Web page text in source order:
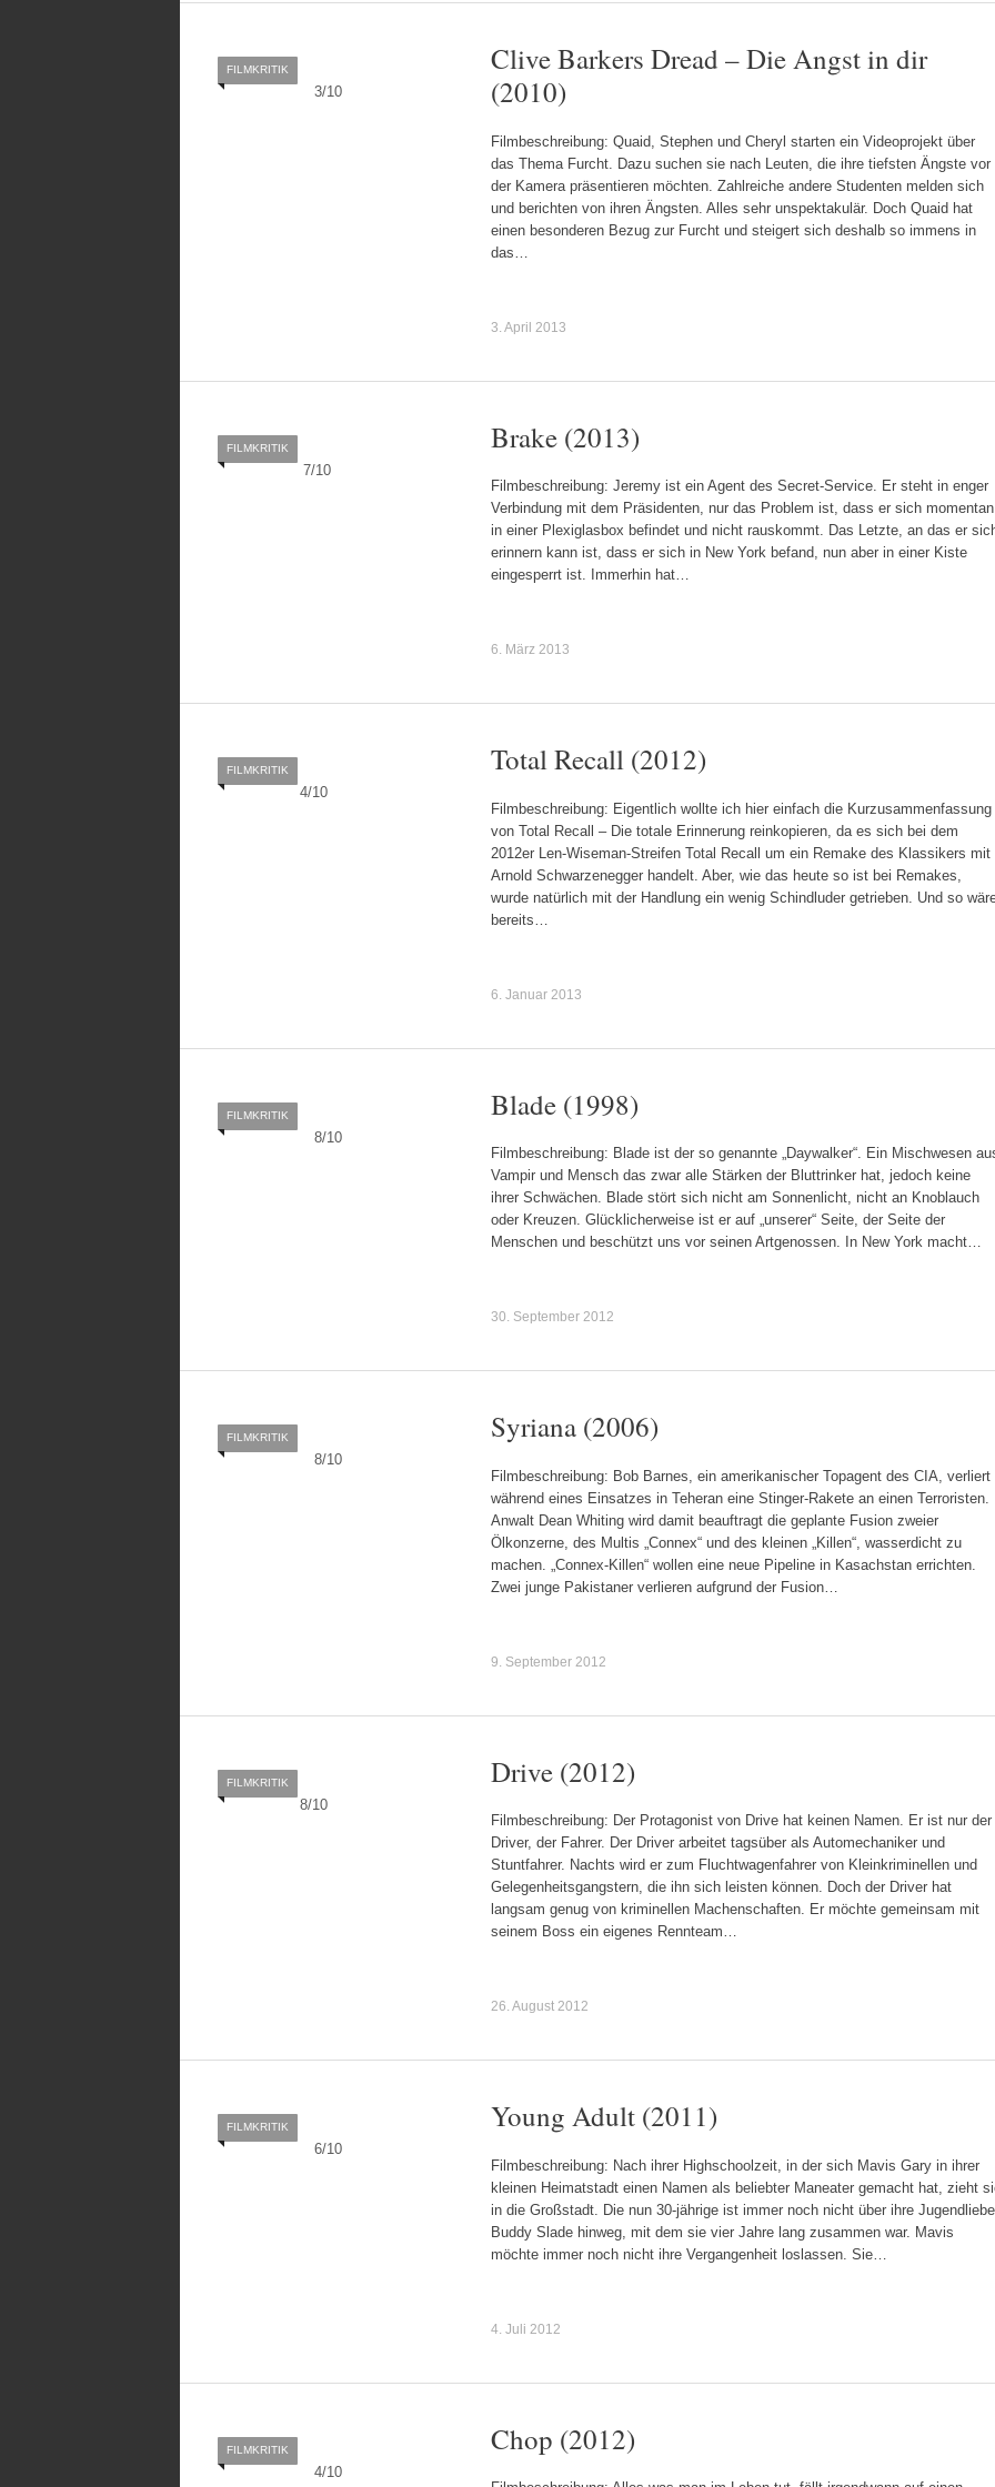
3/10
FILMKRITIK
Clive Barkers Dread – Die Angst in dir
(2010)
Filmbeschreibung: Quaid, Stephen und Cheryl starten ein Videoprojekt über
das Thema Furcht. Dazu suchen sie nach Leuten, die ihre tiefsten Ängste vor
der Kamera präsentieren möchten. Zahlreiche andere Studenten melden sich
und berichten von ihren Ängsten. Alles sehr unspektakulär. Doch Quaid hat
einen besonderen Bezug zur Furcht und steigert sich deshalb so immens in
das…
3. April 2013
7/10
FILMKRITIK Brake (2013)
Filmbeschreibung: Jeremy ist ein Agent des Secret-Service. Er steht in enger
Verbindung mit dem Präsidenten, nur das Problem ist, dass er sich momentan
in einer Plexiglasbox befindet und nicht rauskommt. Das Letzte, an das er
erinnern kann ist, dass er sich in New York befand, nun aber in einer Kiste
eingesperrt ist. Immerhin hat…
6. März 2013
4/10
FILMKRITIK Total Recall (2012)
Filmbeschreibung: Eigentlich wollte ich hier einfach die Kurzusammenfassung
von Total Recall – Die totale Erinnerung reinkopieren, da es sich bei dem
2012er Len-Wiseman-Streifen Total Recall um ein Remake des Klassikers mit
Arnold Schwarzenegger handelt. Aber, wie das heute so ist bei Remakes,
wurde natürlich mit der Handlung ein wenig Schindluder getrieben. Und so
bereits…
6. Januar 2013
8/10
FILMKRITIK Blade (1998)
Filmbeschreibung: Blade ist der so genannte „Daywalker“. Ein Mischwesen
Vampir und Mensch das zwar alle Stärken der Bluttrinker hat, jedoch keine
ihrer Schwächen. Blade stört sich nicht am Sonnenlicht, nicht an Knoblauch
oder Kreuzen. Glücklicherweise ist er auf „unserer“ Seite, der Seite der
Menschen und beschützt uns vor seinen Artgenossen. In New York macht…
30. September 2012
8/10
FILMKRITIK Syriana (2006)
Filmbeschreibung: Bob Barnes, ein amerikanischer Topagent des CIA, verliert
während eines Einsatzes in Teheran eine Stinger-Rakete an einen Terroristen.
Anwalt Dean Whiting wird damit beauftragt die geplante Fusion zweier
Ölkonzerne, des Multis „Connex“ und des kleinen „Killen“, wasserdicht zu
machen. „Connex-Killen“ wollen eine neue Pipeline in Kasachstan errichten.
Zwei junge Pakistaner verlieren aufgrund der Fusion…
9. September 2012
8/10
FILMKRITIK Drive (2012)
Filmbeschreibung: Der Protagonist von Drive hat keinen Namen. Er ist nur der
Driver, der Fahrer. Der Driver arbeitet tagsüber als Automechaniker und
Stuntfahrer. Nachts wird er zum Fluchtwagenfahrer von Kleinkriminellen und
Gelegenheitsgangstern, die ihn sich leisten können. Doch der Driver hat
langsam genug von kriminellen Machenschaften. Er möchte gemeinsam mit
seinem Boss ein eigenes Rennteam…
26. August 2012
6/10
FILMKRITIK Young Adult (2011)
Filmbeschreibung: Nach ihrer Highschoolzeit, in der sich Mavis Gary in ihrer
kleinen Heimatstadt einen Namen als beliebter Maneater gemacht hat, zieht
in die Großstadt. Die nun 30-jährige ist immer noch nicht über ihre Jugendliebe
Buddy Slade hinweg, mit dem sie vier Jahre lang zusammen war. Mavis
möchte immer noch nicht ihre Vergangenheit loslassen. Sie…
4. Juli 2012
4/10
FILMKRITIK Chop (2012)